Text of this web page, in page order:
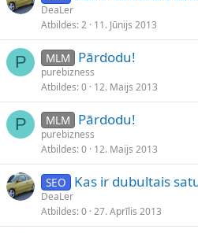
DeaLer
Atbildes 2 11. Jūnijs 2013
P MLM Pārdodu!
purebizness
Atbildes 0 12. Maijs 2013
P MLM Pārdodu!
purebizness
Atbildes 0 12. Maijs 2013
SEO Kas ir dubultais
DeaLer
Atbildes 0 27. Aprīlis 2013